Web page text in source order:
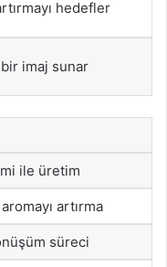
hedefler
imaj sunar
ile üretim
artırma
süreci